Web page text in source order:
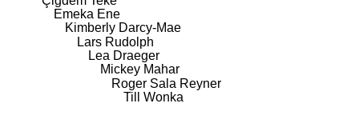
Emeka Ene
Kimberly Darcy-Mae
Lars Rudolph
Lea Draeger
Mickey Mahar
Roger Sala Reyner
Till Wonka